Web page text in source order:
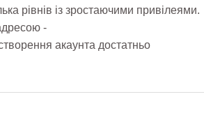
рівнів із зростаючими привілеями.
-
акаунта достатньо